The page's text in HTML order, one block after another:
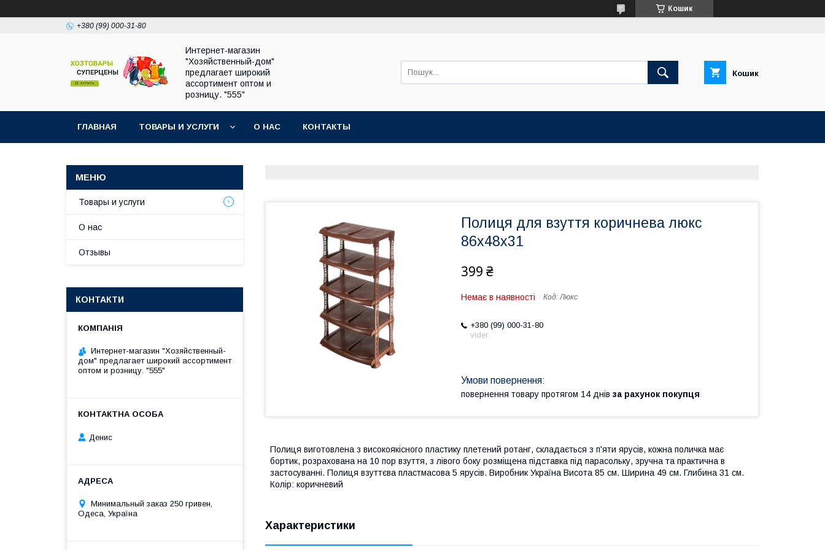
Кошик
+380 (99) 000-31-80
Интернет-магазин
"Хозяйственный-дом"
предлагает широкий
ассортимент оптом и
розницу. "555"
Кошик
ГЛАВНАЯ ТОВАРЫ И УСЛУГИ О НАС КОНТАКТЫ
Полиця для взуття коричнева люкс
86х48х31
399 ₴
Немає в наявності Код:Люкс
+380 (99) 000-31-80
vider
повернення товару протягом 14 днів за рахунок покупця
Полиця виготовлена з високоякісного пластику плетений ротанг, складається з п'яти ярусів, кожна поличка має
бортик, розрахована на 10 пор взуття, з лівого боку розміщена підставка під парасольку, зручна та практична в
застосуванні. Полиця взуттєва пластмасова 5 ярусів. Виробник Україна Висота 85 см. Ширина 49 см. Глибина 31 см.
Колір: коричневий
Характеристики
Товары и услуги
О нас
Отзывы
КОНТАКТИ
Интернет-магазин "Хозяйственный-
дом" предлагает широкий ассортимент
оптом и розницу. "555"
Денис
Минимальный заказ 250 гривен,
Одеса, Україна